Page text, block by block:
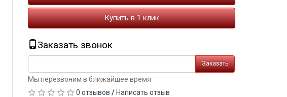
Купить в 1 клик
Заказать звонок
Заказать
Мы перезвоним в ближайшее время
0 отзывов / Написать отзыв